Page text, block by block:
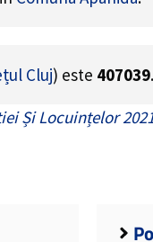
Cluj) este 407039.
Și Locuințelor